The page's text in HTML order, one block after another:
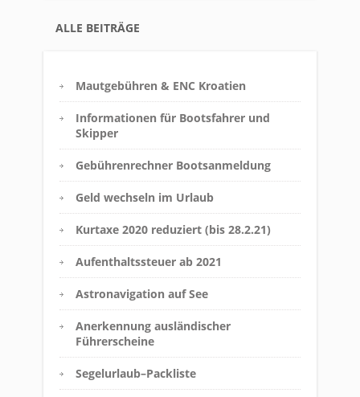
ALLE BEITRÄGE
Mautgebühren & ENC Kroatien
Informationen für Bootsfahrer und
Skipper
Gebührenrechner Bootsanmeldung
Geld wechseln im Urlaub
Kurtaxe 2020 reduziert (bis 28.2.21)
Aufenthaltssteuer ab 2021
Astronavigation auf See
Anerkennung ausländischer
Führerscheine
Segelurlaub–Packliste